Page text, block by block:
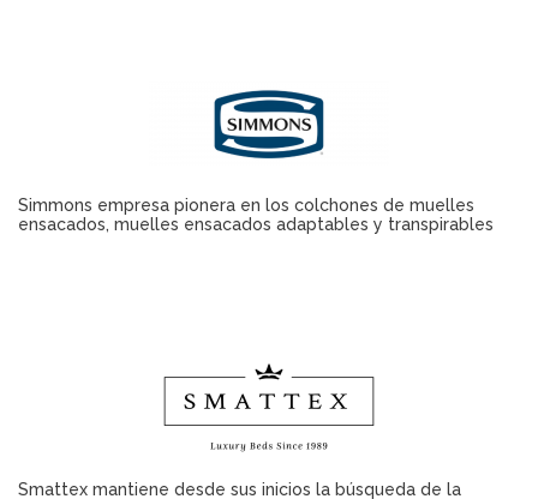
Simmons empresa pionera en los colchones de muelles
ensacados, muelles ensacados adaptables y transpirables
Smattex mantiene desde sus inicios la búsqueda de la